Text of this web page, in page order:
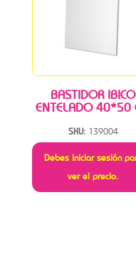
BASTIDOR IBICO
ENTELADO 40*50
SKU: 139004
Debes iniciar sesión
ver el precio.